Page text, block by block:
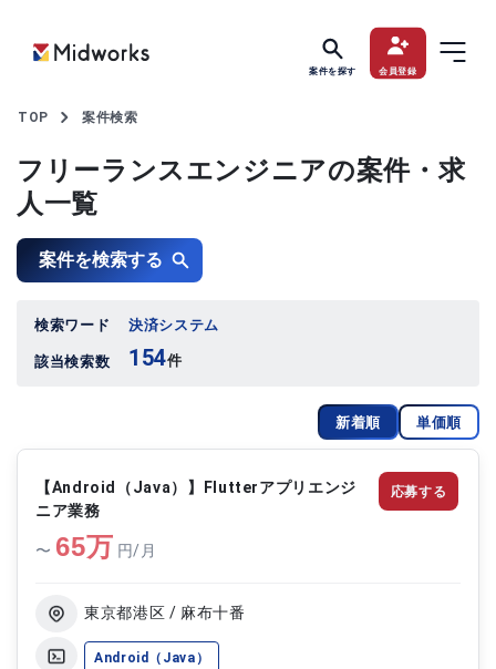
案件を探す 会員登録
TOP 案件検索
フリーランスエンジニアの案件・求
人一覧
案件を検索する
検索ワード 決済システム
該当検索数 154件
新着順 単価順
【Android（Java）】Flutterアプリエンジ
ニア業務
〜 65万 円/月
東京都港区 / 麻布十番
Android（Java）
応募する